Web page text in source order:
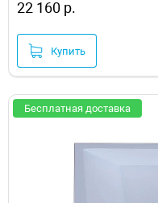
22 160 р.
Купить
Бесплатная доставка